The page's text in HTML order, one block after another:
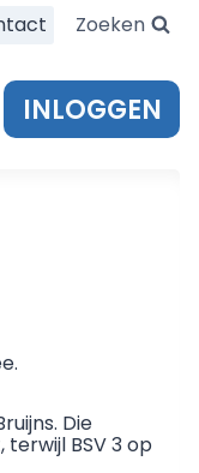
Zoeken
INLOGGEN
Die
BSV 3 op